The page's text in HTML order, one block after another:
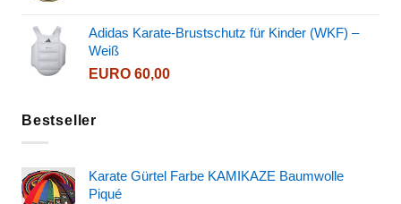
Adidas Karate-Brustschutz für Kinder (WKF) –
Weiß
EURO60,00
Bestseller
Karate Gürtel Farbe KAMIKAZE Baumwolle
Piqué